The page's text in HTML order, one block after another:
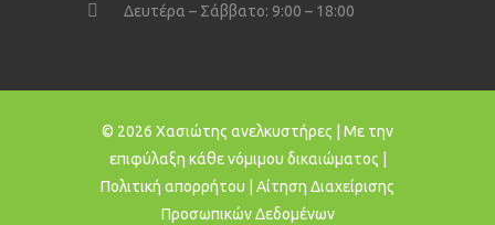
Δευτέρα – Σάββατο: 9:00 – 18:00
© 2026 Χασιώτης ανελκυστήρες | Με την
επιφύλαξη κάθε νόμιμου δικαιώματος |
Πολιτική απορρήτου
Αίτηση Διαχείρισης
Προσωπικών Δεδομένων